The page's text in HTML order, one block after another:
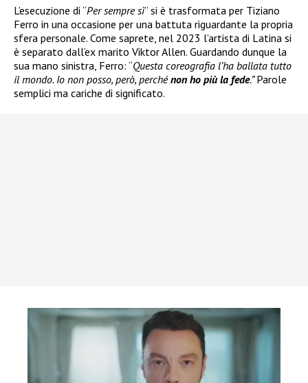
L’esecuzione di “Per sempre sì” si è trasformata per Tiziano
Ferro in una occasione per una battuta riguardante la propria
sfera personale. Come saprete, nel 2023 l’artista di Latina si
è separato dall’ex marito Viktor Allen. Guardando dunque la
sua mano sinistra, Ferro: “Questa coreografia l’ha ballata tutto
il mondo. Io non posso, però, perchénon ho più la fede.”Parole
semplici ma cariche di significato.